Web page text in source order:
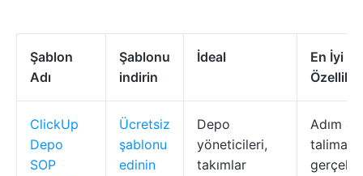
Şablon
Adı
Şablonu
indirin
İdeal
En İyi
ClickUp
Depo
SOP
Ücretsiz
şablonu
edinin
Depo
yöneticileri,
takımlar
Adım
gerçek